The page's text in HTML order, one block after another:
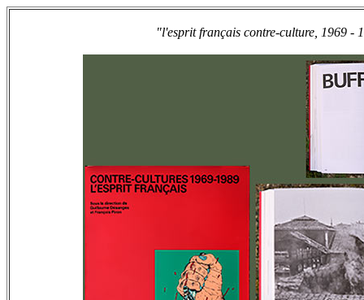
"l'esprit français contre-culture, 1969 -